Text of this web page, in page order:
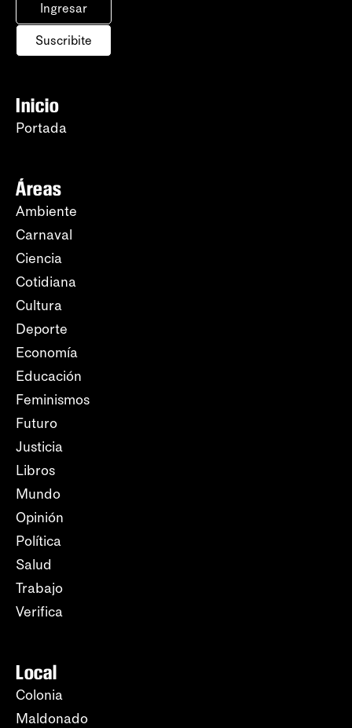
Ingresar
Suscribite
Inicio
Portada
Áreas
Ambiente
Carnaval
Ciencia
Cotidiana
Cultura
Deporte
Economía
Educación
Feminismos
Futuro
Justicia
Libros
Mundo
Opinión
Política
Salud
Trabajo
Verifica
Local
Colonia
Maldonado